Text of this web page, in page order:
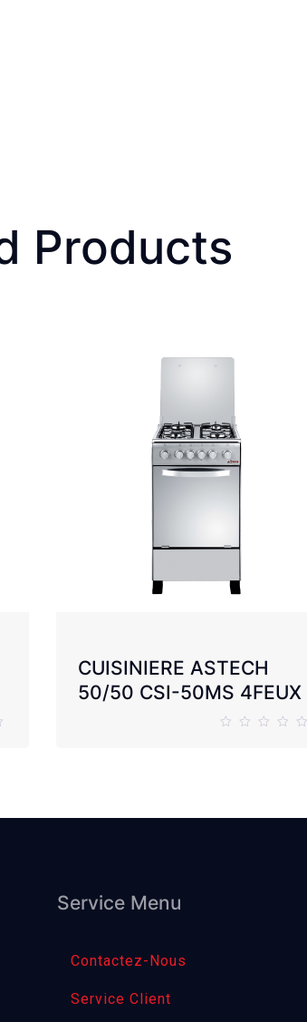
Products
CUISINIERE ASTECH
50/50 CSI-50MS 4FEUX
Service Menu
Contactez-Nous
Service Client